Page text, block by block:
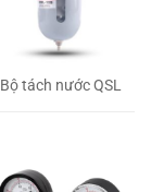
Bộ tách nước QSL